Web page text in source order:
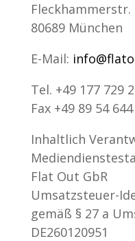
80689 München
E-Mail:
Tel. +49 177 729
Fax +49 89 54
Inhaltlich
Flat Out GbR
Umsatzsteuer-
gemäß § 27 a
DE260120951